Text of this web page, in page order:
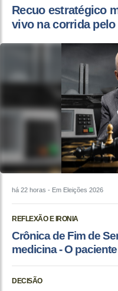
Recuo estratégico
vivo na corrida pelo
há 22 horas - Em Eleições 2026
REFLEXÃO E IRONIA
Crônica de Fim de
medicina - O
DECISÃO